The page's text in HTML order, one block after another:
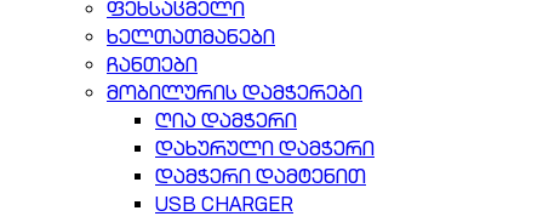
ფეხსაცმელი
ხელთათმანები
ჩანთები
მობილურის დამჭერები
ღია დამჭერი
დახურული დამჭერი
დამჭერი დამტენით
USB CHARGER